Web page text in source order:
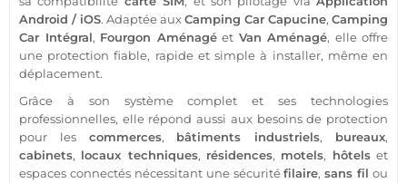
Android / iOS. Adaptée auxCamping Car Capucine, Camping
Car Intégral, Fourgon Aménagéet Van Aménagé, elle offre
une protection fiable, rapide et simple à installer, même en
déplacement.
Grâce à son systèmecomplet et ses technologies
professionnelles, elle répond aussi aux besoins de protection
pour les commerces, bâtiments industriels, bureaux,
cabinets, locaux techniques, résidences, motels, hôtelset
espaces connectés nécessitant une sécurité filaire,sans fil ou